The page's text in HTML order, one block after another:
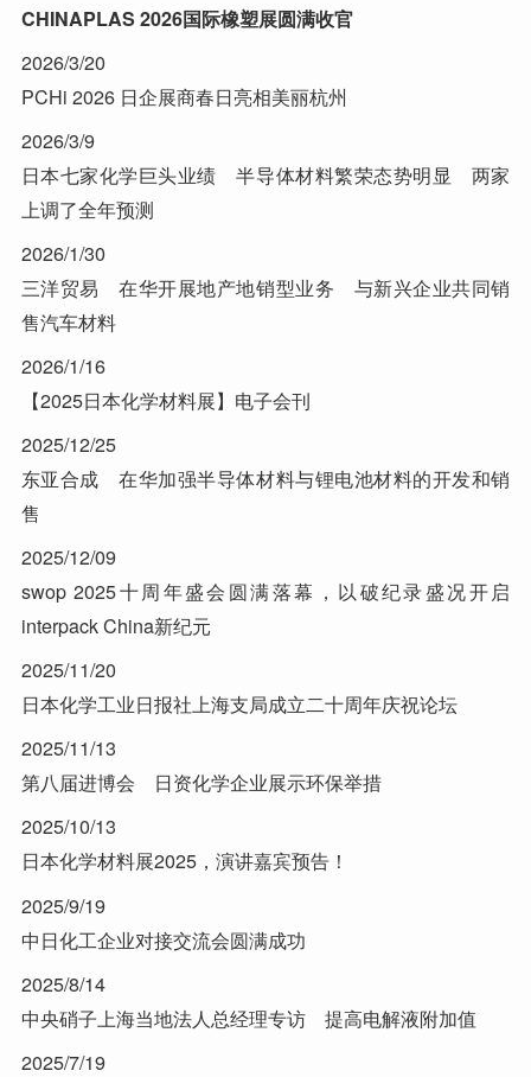
CHINAPLAS 2026国际橡塑展圆满收官
2026/3/20
PCHi 2026 日企展商春日亮相美丽杭州
2026/3/9
日本七家化学巨头业绩 半导体材料繁荣态势明显 两家
上调了全年预测
2026/1/30
三洋贸易 在华开展地产地销型业务 与新兴企业共同销
售汽车材料
2026/1/16
【2025日本化学材料展】电子会刊
2025/12/25
东亚合成 在华加强半导体材料与锂电池材料的开发和销
售
2025/12/09
swop 2025十周年盛会圆满落幕，以破纪录盛况开启
interpack China新纪元
2025/11/20
日本化学工业日报社上海支局成立二十周年庆祝论坛
2025/11/13
第八届进博会 日资化学企业展示环保举措
2025/10/13
日本化学材料展2025，演讲嘉宾预告！
2025/9/19
中日化工企业对接交流会圆满成功
2025/8/14
中央硝子上海当地法人总经理专访 提高电解液附加值
2025/7/19